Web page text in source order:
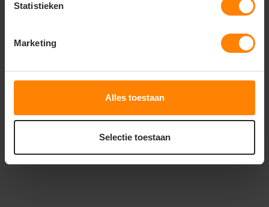
Statistieken
Marketing
Alles toestaan
Selectie toestaan
Meer stuks = meer korting
Snelle levering (tot binnen 48u)
PERSONALISEER
ROLY FUJI SU1105
Met of zonder bedrukking
Bedrukking in eigen huis
PERSONALISEER